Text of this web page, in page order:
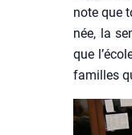
note que
née, la
que
familles